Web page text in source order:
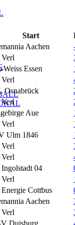
Start
Aachen
Weiss Essen
Verl
Osnabrück
Verl
Aue
Verl
Ulm 1846
Verl
Verl
04
Verl
Cottbus
Aachen
Verl
Duisburg